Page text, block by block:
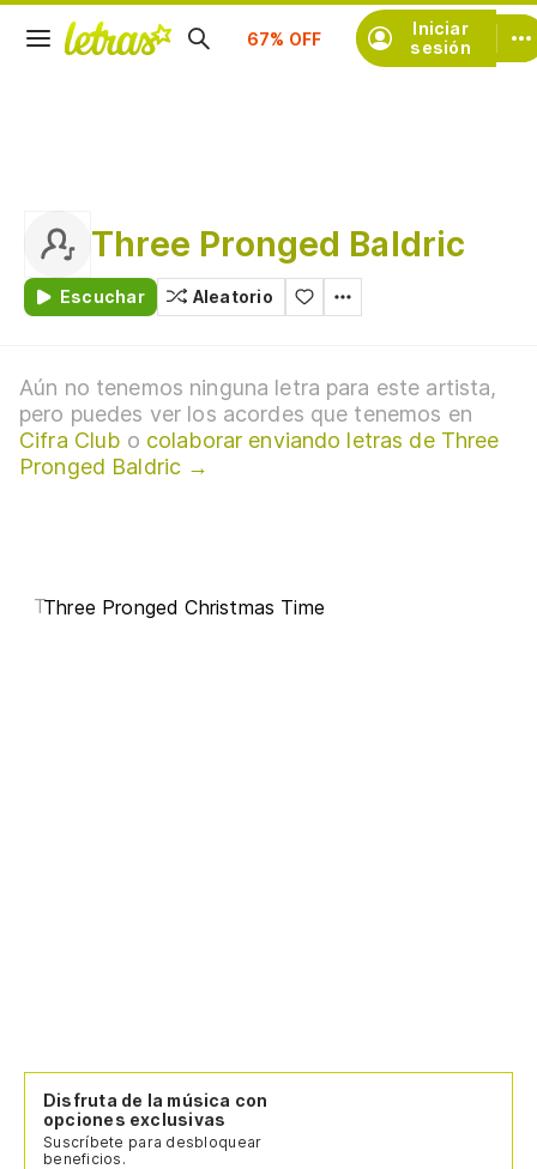
Iniciar
sesión
Suscríbete
Three Pronged Baldric
Escuchar Aleatorio
Aún no tenemos ninguna letra para este artista,
pero puedes ver los acordes que tenemos en
Cifra Club o colaborar enviando letras de Three
Pronged Baldric →
TThree Pronged Christmas Time
Disfruta de la música con
opciones exclusivas
Suscríbete para desbloquear
beneficios.